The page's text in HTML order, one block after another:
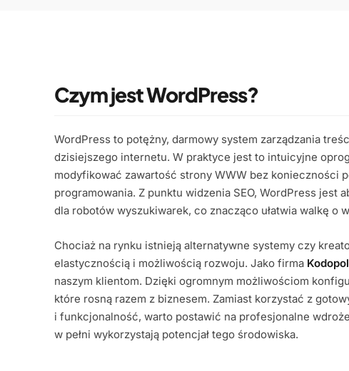
Czym jest WordPress?
WordPress to potężny, darmowy system zarządzania
dzisiejszego internetu. W praktyce jest to intuicyjne
modyfikować zawartość strony WWW bez konieczności
programowania. Z punktu widzenia SEO, WordPress jest
dla robotów wyszukiwarek, co znacząco ułatwia walkę o
Chociaż na rynku istnieją alternatywne systemy czy
elastycznością i możliwością rozwoju. Jako firma Kodopol
naszym klientom. Dzięki ogromnym możliwościom
które rosną razem z biznesem. Zamiast korzystać z
i funkcjonalność, warto postawić na profesjonalne
w pełni wykorzystają potencjał tego środowiska.